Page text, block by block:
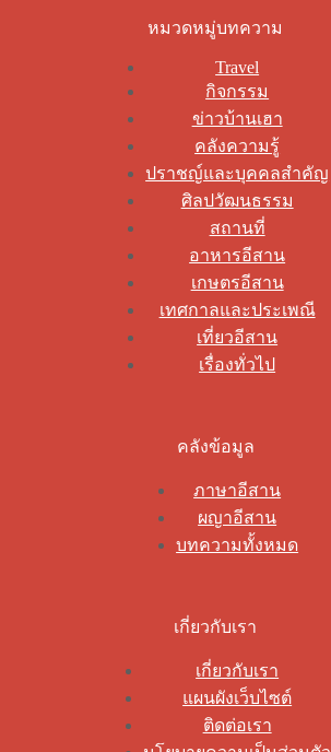
หมวดหมู่บทความ
Travel
กิจกรรม
ข่าวบ้านเฮา
คลังความรู้
ปราชญ์และบุคคลสำคัญ
ศิลปวัฒนธรรม
สถานที่
อาหารอีสาน
เกษตรอีสาน
เทศกาลและประเพณี
เที่ยวอีสาน
เรื่องทั่วไป
คลังข้อมูล
ภาษาอีสาน
ผญาอีสาน
บทความทั้งหมด
เกี่ยวกับเรา
เกี่ยวกับเรา
แผนผังเว็บไซต์
ติดต่อเรา